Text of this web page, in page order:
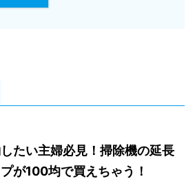
たい主婦必見！掃除機の延長
が100均で買えちゃう！